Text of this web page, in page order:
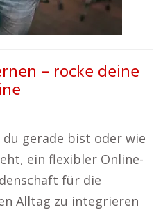
– rocke deine
gerade bist oder wie
ein flexibler Online-
für die
Alltag zu integrieren